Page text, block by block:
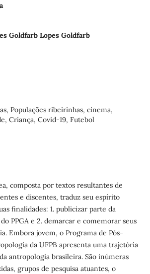
Goldfarb Lopes Goldfarb
Populações ribeirinhas, cinema,
Criança, Covid-19, Futebol
composta por textos resultantes de
e discentes, traduz seu espírito
finalidades: 1. publicizar parte da
PPGA e 2. demarcar e comemorar seus
Embora jovem, o Programa de Pós-
da UFPB apresenta uma trajetória
antropologia brasileira. São inúmeras
grupos de pesquisa atuantes, o